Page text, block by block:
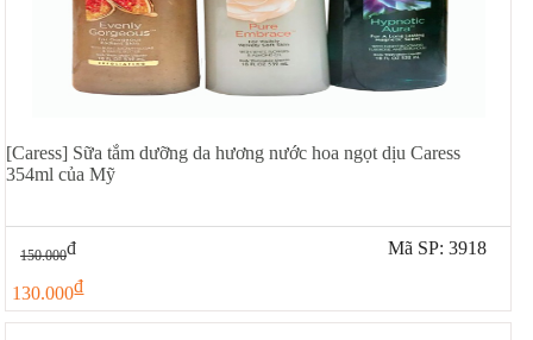
[Caress] Sữa tắm dưỡng da hương nước hoa ngọt dịu Caress
354ml của Mỹ
150.000đ
130.000đ
Mã SP: 3918